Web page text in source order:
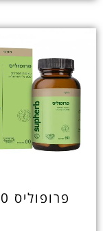
פרופוליס 600